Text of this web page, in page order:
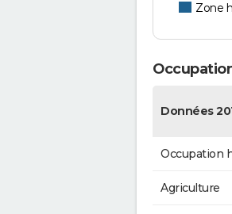
Zone
Données
Occupation
Agriculture